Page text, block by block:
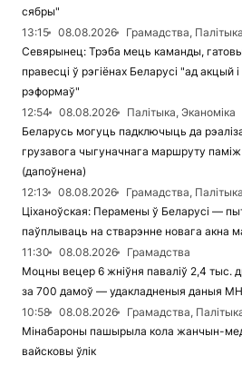
сябры"
13:15
08.08.2026
Грамадства, Палітыка
Севярынец: Трэба мець каманды,
правесці ў рэгіёнах Беларусі "ад акцый
рэформаў"
12:54
08.08.2026
Палітыка, Эканоміка
Беларусь могуць падключыць да
грузавога чыгуначнага маршруту
(дапоўнена)
12:13
08.08.2026
Грамадства, Палітыка
Ціханоўская: Перамены ў Беларусі —
паўплываць на стварэнне новага акна
11:30
08.08.2026
Грамадства
Моцны вецер 6 жніўня паваліў 2,4 тыс.
за 700 дамоў — удакладненыя даныя
10:58
08.08.2026
Грамадства,
Мінабароны пашырыла кола жанчын-
вайсковы ўлік